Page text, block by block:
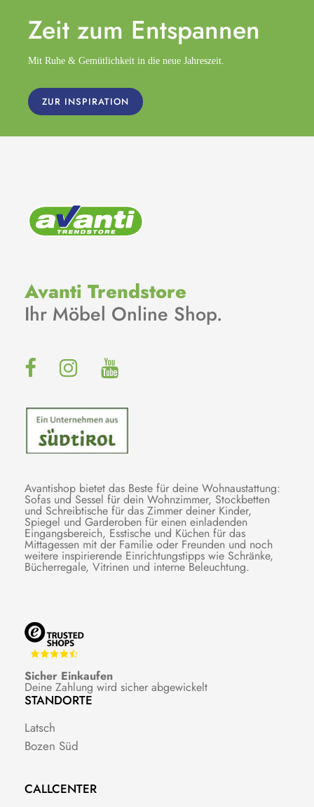
Zeit zum Entspannen
Mit Ruhe & Gemütlichkeit in die neue Jahreszeit.
ZUR INSPIRATION
Avanti Trendstore
Ihr Möbel Online Shop.
Avantishop bietet das Beste für deine Wohnaustattung:
Sofas und Sessel für dein Wohnzimmer, Stockbetten
und Schreibtische für das Zimmer deiner Kinder,
Spiegel und Garderoben für einen einladenden
Eingangsbereich, Esstische und Küchen für das
Mittagessen mit der Familie oder Freunden und noch
weitere inspirierende Einrichtungstipps wie Schränke,
Bücherregale, Vitrinen und interne Beleuchtung.
Sicher Einkaufen
Deine Zahlung wird sicher abgewickelt
STANDORTE
Latsch
Bozen Süd
CALLCENTER